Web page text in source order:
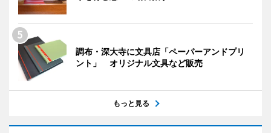
調布・深大寺に文具店「ペーパーアンドプリ
ント」 オリジナル文具など販売
もっと見る